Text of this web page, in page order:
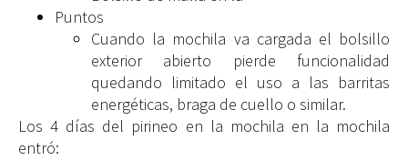
Puntos
Cuando la mochila va cargada el bolsillo
exterior abierto pierde funcionalidad
quedando limitado el uso a las barritas
energéticas, braga de cuello o similar.
Los 4 días del pirineo en la mochila en la mochila
entró: